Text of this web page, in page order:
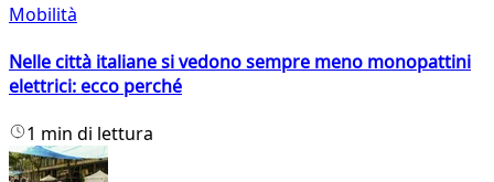
Mobilità
Nelle città italiane si vedono sempre meno monopattini
elettrici: ecco perché
1 min di lettura